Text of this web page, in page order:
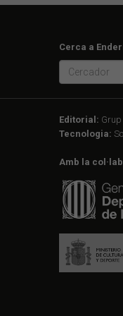
Cerca a
Editorial: Grup
Tecnologia:
Amb la